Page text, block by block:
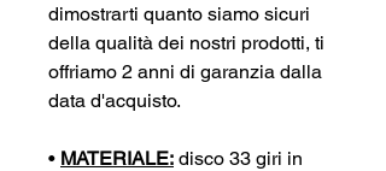
dimostrarti quanto siamo sicuri
della qualità dei nostri prodotti, ti
offriamo 2 anni di garanzia dalla
data d'acquisto.
• MATERIALE: disco 33 giri in